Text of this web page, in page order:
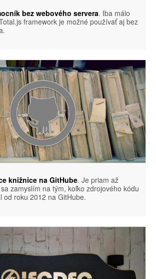
bez webového servera. Iba málo
framework je možné používať aj bez
knižnice na GitHube. Je priam až
zamyslím na tým, koľko zdrojového kódu
od roku 2012 na GitHube.